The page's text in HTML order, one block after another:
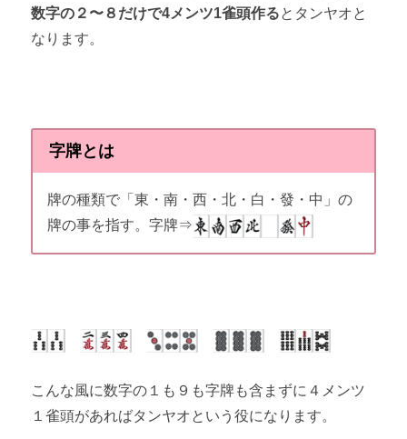
数字の２〜８だけで4メンツ1雀頭作るとタンヤオと
なります。
字牌とは
牌の種類で「東・南・西・北・白・發・中」の
牌の事を指す。字牌⇒
こんな風に数字の１も９も字牌も含まずに４メンツ
１雀頭があればタンヤオという役になります。